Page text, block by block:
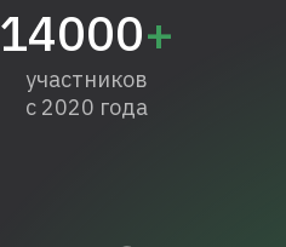
14000+
участников
с 2020 года